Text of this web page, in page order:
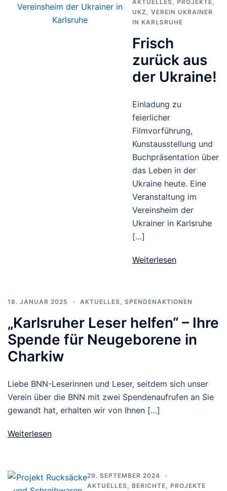
AKTUELLES PROJEKTE
UKZ
VEREIN UKRAINER
IN KARLSRUHE
Frisch
zurück aus
der Ukraine!
Einladung zu
feierlicher
Filmvorführung,
Kunstausstellung und
Buchpräsentation über
das Leben in der
Ukraine heute. Eine
Veranstaltung im
Vereinsheim der
Ukrainer in Karlsruhe
[…]
Weiterlesen
18. JANUAR 2025 AKTUELLES SPENDENAKTIONEN
„Karlsruher Leser helfen“ – Ihre
Spende für Neugeborene in
Charkiw
Liebe BNN-Leserinnen und Leser, seitdem sich unser
Verein über die BNN mit zwei Spendenaufrufen an Sie
gewandt hat, erhalten wir von Ihnen […]
Weiterlesen
29. SEPTEMBER 2024
AKTUELLES
BERICHTE PROJEKTE